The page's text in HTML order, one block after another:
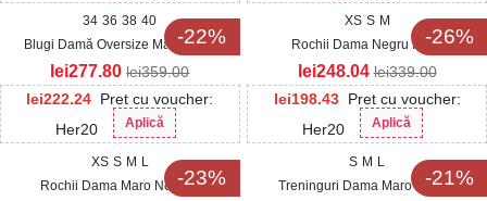
-22%
34 36 38 40
Blugi Damă Oversize Maro Erika
lei222.24 Pret cu voucher:
Her20
Aplică
lei277.80 lei359.00
-26%
XS S M
Rochii Dama Negru Ilarys
lei198.43 Pret cu voucher:
Her20
Aplică
lei248.04 lei339.00
-23%
XS S M L
Rochii Dama Maro Nobara
-21%
S M L
Treninguri Dama Maro Sylvan